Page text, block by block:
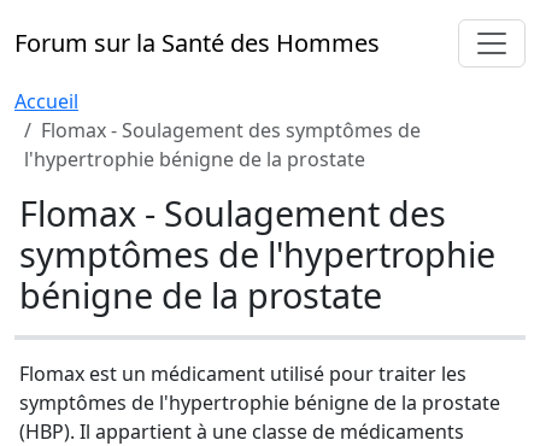
Forum sur la Santé des Hommes
Accueil
Flomax - Soulagement des symptômes de
l'hypertrophie bénigne de la prostate
Flomax - Soulagement des
symptômes de l'hypertrophie
bénigne de la prostate
Flomax est un médicament utilisé pour traiter les
symptômes de l'hypertrophie bénigne de la prostate
(HBP). Il appartient à une classe de médicaments